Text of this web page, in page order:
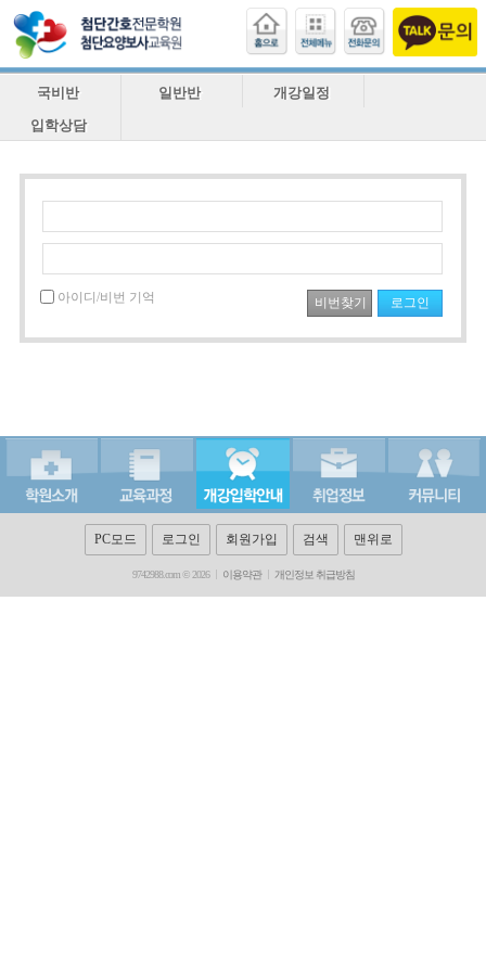
국비반 일반반
개강일정
입학상담
아이디/비번 기억
PC모드 로그인 회원가입 검색 맨위로
9742988.com © 2026 이용약관 개인정보 취급방침